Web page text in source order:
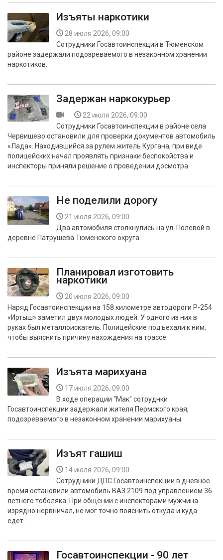
Изъяты наркотики
28 июля 2026, 09:00
Сотрудники Госавтоинспекции в Тюменском
районе задержали подозреваемого в незаконном хранении
наркотиков.
Задержан наркокурьер
22 июля 2026, 09:00
Сотрудники Госавтоинспекции в районе села
Червишево остановили для проверки документов автомобиль
«Лада». Находившийся за рулем житель Кургана, при виде
полицейских начал проявлять признаки беспокойства и
инспекторы приняли решение о проведении досмотра
Не поделили дорогу
21 июля 2026, 09:00
Два автомобиля столкнулись на ул. Полевой в
деревне Патрушева Тюменского округа.
Планировал изготовить
наркотики
20 июля 2026, 09:00
Наряд Госавтоинспекции на 158 километре автодороги Р-254
«Иртыш» заметил двух молодых людей. У одного из них в
руках был металлоискатель. Полицейские подъехали к ним,
чтобы выяснить причину нахождения на трассе.
Изъята марихуана
17 июля 2026, 09:00
В ходе операции "Мак" сотруднки
Госавтоинспекции задержали жителя Пермского края,
подозреваемого в незаконном хранении марихуаны.
Изъят гашиш
14 июля 2026, 09:00
Сотрудники ДПС Госавтоинспекции в дневное
время остановили автомобиль ВАЗ 2109 под управлением 36-
летнего тоболяка. При общении с инспекторами мужчина
изрядно нервничал, не мог точно пояснить откуда и куда
едет.
Госавтоинспекции - 90 лет